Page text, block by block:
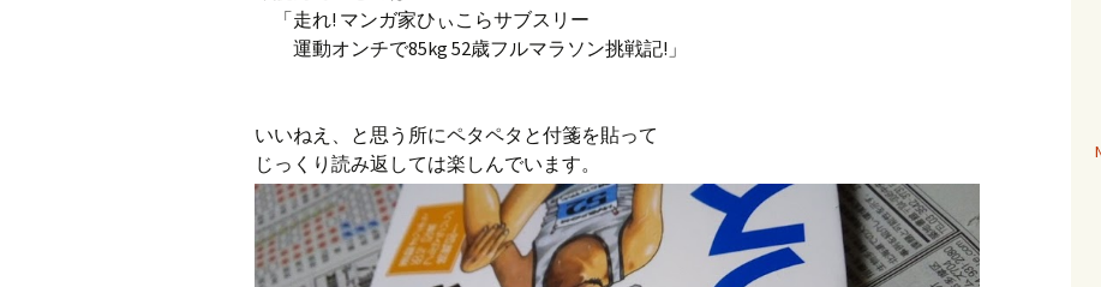
「走れ! マンガ家ひぃこらサブスリー
運動オンチで85kg 52歳フルマラソン挑戦記!」
いいねえ、と思う所にペタペタと付箋を貼って
じっくり読み返しては楽しんでいます。